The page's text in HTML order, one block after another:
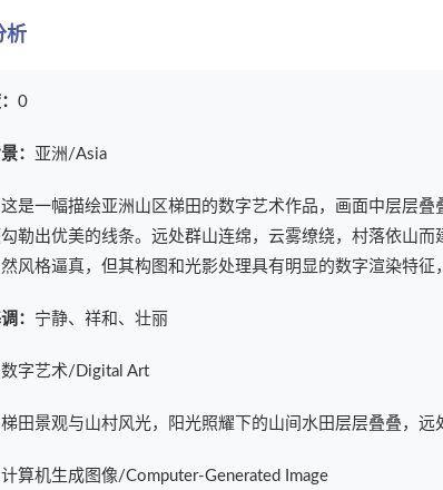
析
0
： 亚洲/Asia
这是一幅描绘亚洲山区梯田的数字艺术作品，画面中层层
勒出优美的线条。远处群山连绵，云雾缭绕，村落依山
风格逼真，但其构图和光影处理具有明显的数字渲染特征
： 宁静、祥和、壮丽
数字艺术/Digital Art
梯田景观与山村风光，阳光照耀下的山间水田层层叠叠，远
计算机生成图像/Computer-Generated Image